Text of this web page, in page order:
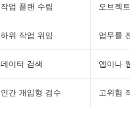
작업 플랜 수립 오브젝
하위 작업 위임 업무를
데이터 검색 앱이나
인간 개입형 검수 고위험